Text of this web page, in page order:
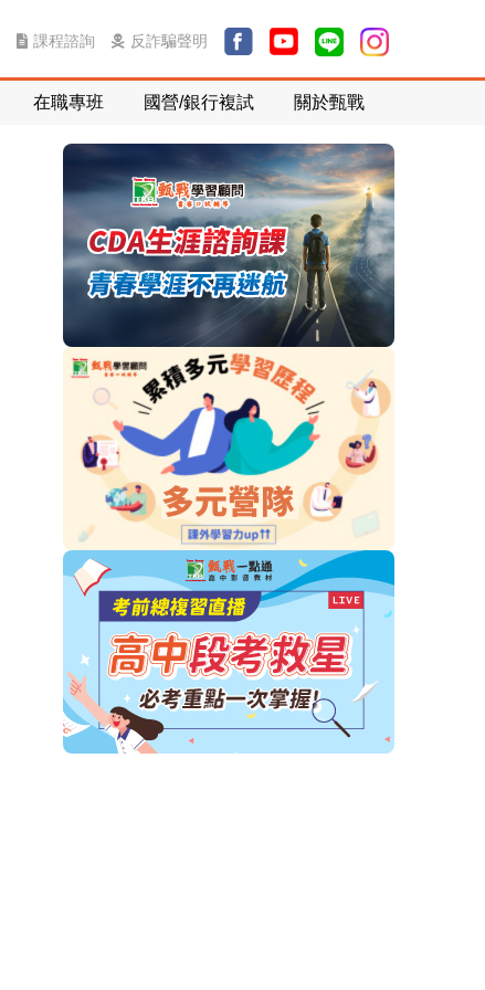
課程諮詢 反詐騙聲明
在職專班 國營/銀行複試 關於甄戰